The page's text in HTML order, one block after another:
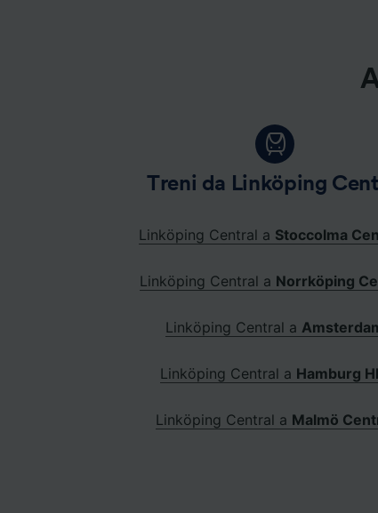
Treni da Linköping
Linköping Central a Stoccolma
Linköping Central a Norrköping
Linköping Central a
Linköping Central a Hamburg
Linköping Central a Malmö